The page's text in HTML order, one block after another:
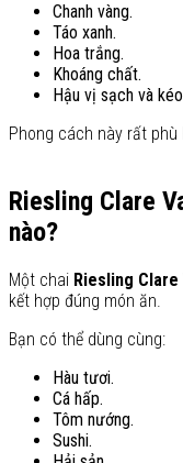
Chanh vàng.
Táo xanh.
Hoa trắng.
Khoáng chất.
Hậu vị sạch và
Phong cách này rất
Riesling Clare
nào?
Một chai Riesling
kết hợp đúng món ăn.
Bạn có thể dùng cùng:
Hàu tươi.
Cá hấp.
Tôm nướng.
Sushi.